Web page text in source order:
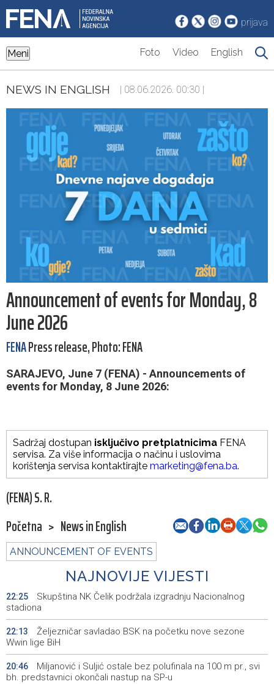
prijava
Meni Foto Video English
NEWS IN ENGLISH | 08.06.2026. 00:30 |
Announcement of events for Monday, 8
June 2026
FENAPress release, Photo: FENA
SARAJEVO, June 7 (FENA) - Announcements of
events for Monday, 8 June 2026:
Sadržaj dostupan isključivo pretplatnicima FENA
servisa. Za više informacija o načinu i uslovima
korištenja servisa kontaktirajte marketing@fena.ba.
(FENA) S. R.
Početna > News in English
ANNOUNCEMENT OF EVENTS
NAJNOVIJE VIJESTI
22:25
Skupština NK Čelik podržala izgradnju Nacionalnog
stadiona
22:13
Željezničar savladao BSK na početku nove sezone
Wwin lige BiH
20:46
Miljanović i Suljić ostale bez polufinala na 100 m pr., svi
bh. predstavnici okončali nastup na SP-u